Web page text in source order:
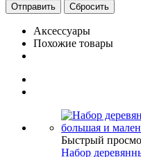
Сбросить
Аксессуары
Похожие товары
Быстрый
Набор